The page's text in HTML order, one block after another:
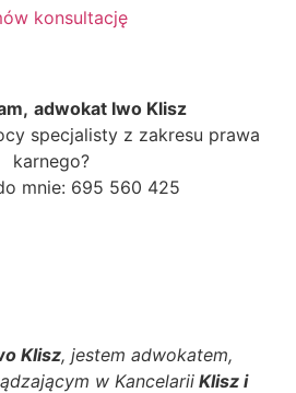
Klisz, jestem adwokatem,
w KancelariiKlisz i
konsultację
adwokat Iwo Klisz
specjalisty z zakresu prawa
karnego?
mnie: 695 560 425